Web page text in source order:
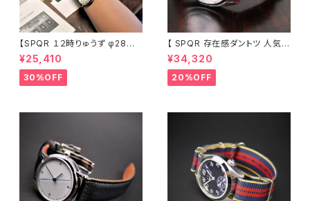
【SPQR １２時りゅうず φ28m
m絶妙サイズ ・ THE SPQR
のコンセプトを踏襲 シンプル・レ
トロ 懐かしいデザイン】 SP
QR Ｕｂｕｄ-Ｑ × シルバー文
¥25,410
30%OFF
【 SPQR 存在感ダントツ 人気の
１２時りゅうず 手巻付自動巻
機械式】 Ｕｂｕｄ機械式 アイ
ボリー文字盤 × 臙脂色・最高級
クロコダイル・SS三つ折れバッ
¥34,320
20%OFF